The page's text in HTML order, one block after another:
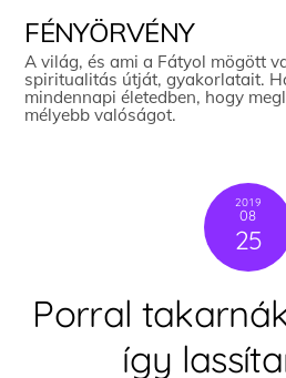
content
FÉNYÖRVÉNY
A világ, és ami a Fátyol mögött
spiritualitás útját, gyakorlatait.
mindennapi életedben, hogy
mélyebb valóságot.
2019
08
25
Porral
így